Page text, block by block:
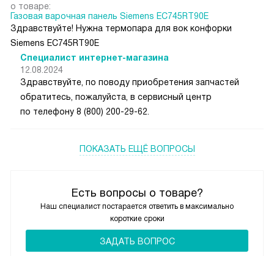
Есть вопросы о товаре?
Наш специалист постарается ответить в максимально
короткие сроки
ЗАДАТЬ ВОПРОС
о товаре:
Газовая варочная панель Siemens EC745RT90E
Здравствуйте! Нужна термопара для вок конфорки
Siemens EC745RT90E
Специалист интернет-магазина
12.08.2024
Здравствуйте, по поводу приобретения запчастей
обратитесь, пожалуйста, в сервисный центр
по телефону 8 (800) 200-29-62.
ПОКАЗАТЬ ЕЩЁ ВОПРОСЫ